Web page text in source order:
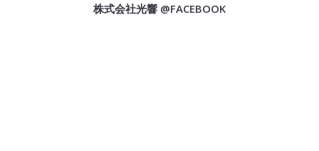
株式会社光響 @FACEBOOK